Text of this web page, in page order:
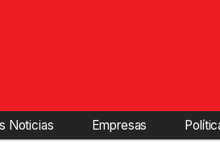
Noticias Empresas